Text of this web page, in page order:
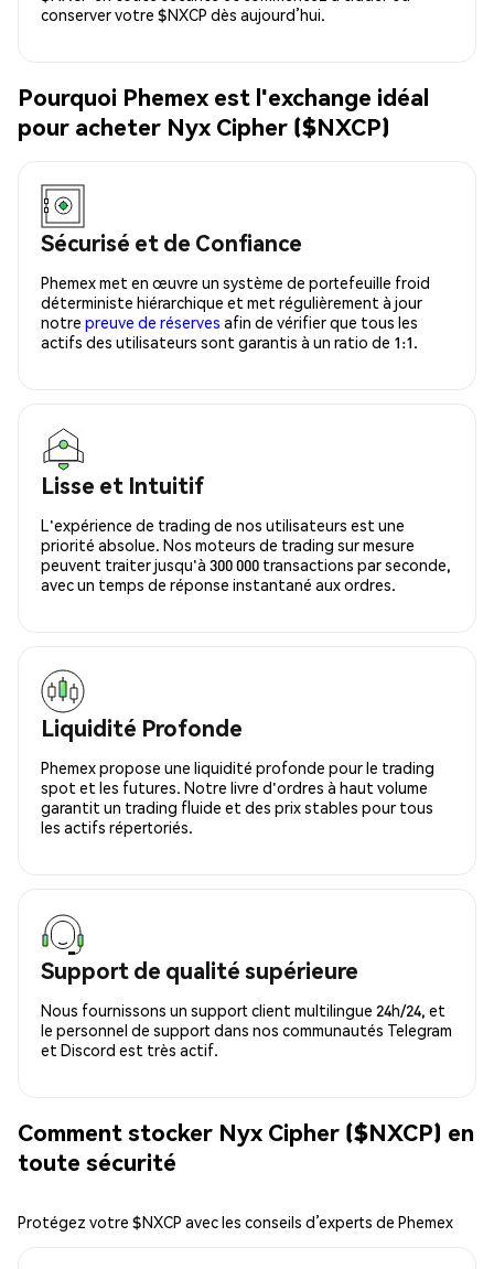
conserver votre $NXCP dès aujourd’hui.
Pourquoi Phemex est l'exchange idéal
pour acheter Nyx Cipher ($NXCP)
Sécurisé et de Confiance
Phemex met en œuvre un système de portefeuille froid
déterministe hiérarchique et met régulièrement à jour
notre preuve de réserves afin de vérifier que tous les
actifs des utilisateurs sont garantis à un ratio de 1:1.
Lisse et Intuitif
L'expérience de trading de nos utilisateurs est une
priorité absolue. Nos moteurs de trading sur mesure
peuvent traiter jusqu'à 300 000 transactions par seconde,
avec un temps de réponse instantané aux ordres.
Liquidité Profonde
Phemex propose une liquidité profonde pour le trading
spot et les futures. Notre livre d'ordres à haut volume
garantit un trading fluide et des prix stables pour tous
les actifs répertoriés.
Support de qualité supérieure
Nous fournissons un support client multilingue 24h/24, et
le personnel de support dans nos communautés Telegram
et Discord est très actif.
Comment stocker Nyx Cipher ($NXCP) en
toute sécurité
Protégez votre $NXCP avec les conseils d’experts de Phemex